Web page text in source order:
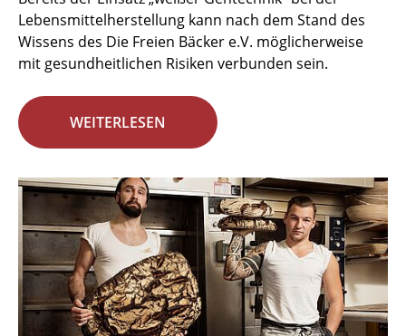
Lebensmittelherstellung kann nach dem Stand des
Wissens des Die Freien Bäcker e.V. möglicherweise
mit gesundheitlichen Risiken verbunden sein.
WEITERLESEN